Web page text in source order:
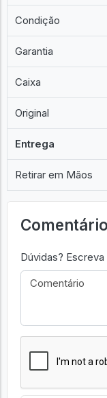
Condição
Garantia
Caixa
Original
Entrega
Retirar em Mãos
Dúvidas?